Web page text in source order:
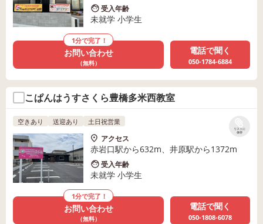
受入年齢
未就学 小学生
1分で完了！
お問い合わせ
（無料）
電話で聞く
050-1784-6884
こぱんはうすさくら豊橋多米西教室
リストに
保存
空きあり 送迎あり 土日祝営業
アクセス
赤岩口駅から632m、井原駅から1372m
受入年齢
未就学 小学生
1分で完了！
お問い合わせ
（無料）
電話で聞く
050-1808-6078